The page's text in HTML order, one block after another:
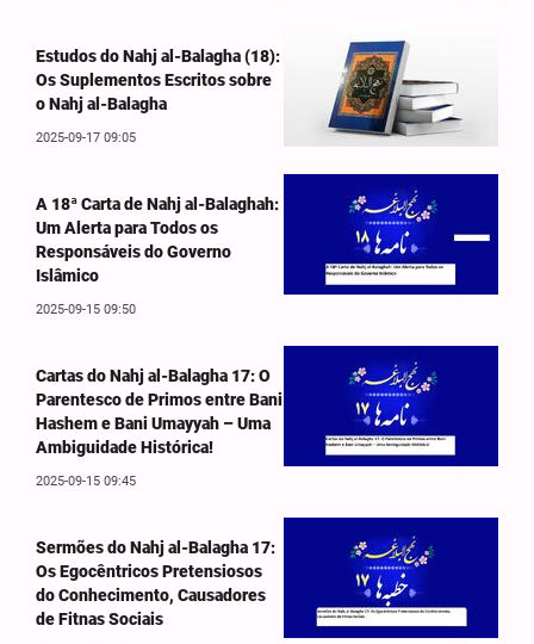
Estudos do Nahj al-Balagha (18):
Os Suplementos Escritos sobre
o Nahj al-Balagha
2025-09-17 09:05
A 18ª Carta de Nahj al-Balaghah:
Um Alerta para Todos os
Responsáveis do Governo
Islâmico
2025-09-15 09:50
Cartas do Nahj al-Balagha 17: O
Parentesco de Primos entre Bani
Hashem e Bani Umayyah – Uma
Ambiguidade Histórica!
2025-09-15 09:45
Sermões do Nahj al-Balagha 17:
Os Egocêntricos Pretensiosos
do Conhecimento, Causadores
de Fitnas Sociais